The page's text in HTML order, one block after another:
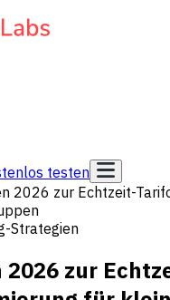
testen
2026 zur Echtzeit-
Strategien
zur